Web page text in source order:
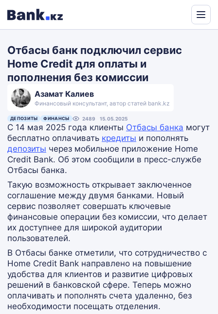
Translate
Отбасы банк подключил сервис
Home Credit для оплаты и
пополнения без комиссии
Азамат Калиев
Финансовый консультант, автор статей bank.kz
ДЕПОЗИТЫ ФИНАНСЫ 2489 15.05.2025
С 14 мая 2025 года клиенты Отбасы банка могут
бесплатно оплачивать кредиты и пополнять
депозиты через мобильное приложение Home
Credit Bank. Об этом сообщили в пресс-службе
Отбасы банка.
Такую возможность открывает заключенное
соглашение между двумя банками. Новый
сервис позволяет совершать ключевые
финансовые операции без комиссии, что делает
их доступнее для широкой аудитории
пользователей.
В Отбасы банке отметили, что сотрудничество с
Home Credit Bank направлено на повышение
удобства для клиентов и развитие цифровых
решений в банковской сфере. Теперь можно
оплачивать и пополнять счета удаленно, без
необходимости посещать отделения.